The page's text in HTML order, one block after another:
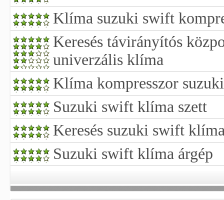
Klíma suzuki swift
Keresés távirányítós
univerzális klíma
Klíma kompresszor
Suzuki swift klíma szett
Keresés suzuki swift
Suzuki swift klíma árgép